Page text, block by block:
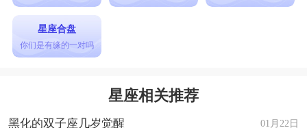
星座合盘
你们是有缘的一对吗
星座相关推荐
01月22日
黑化的双子座几岁觉醒